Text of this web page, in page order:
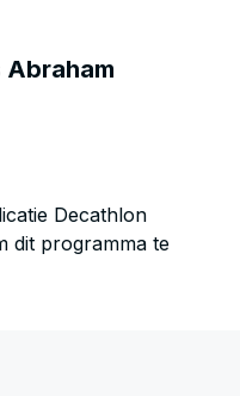
Abraham
Decathlon
dit programma te